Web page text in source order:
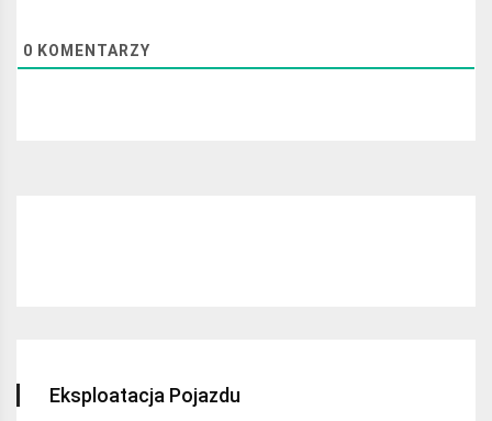
0 KOMENTARZY
Eksploatacja Pojazdu